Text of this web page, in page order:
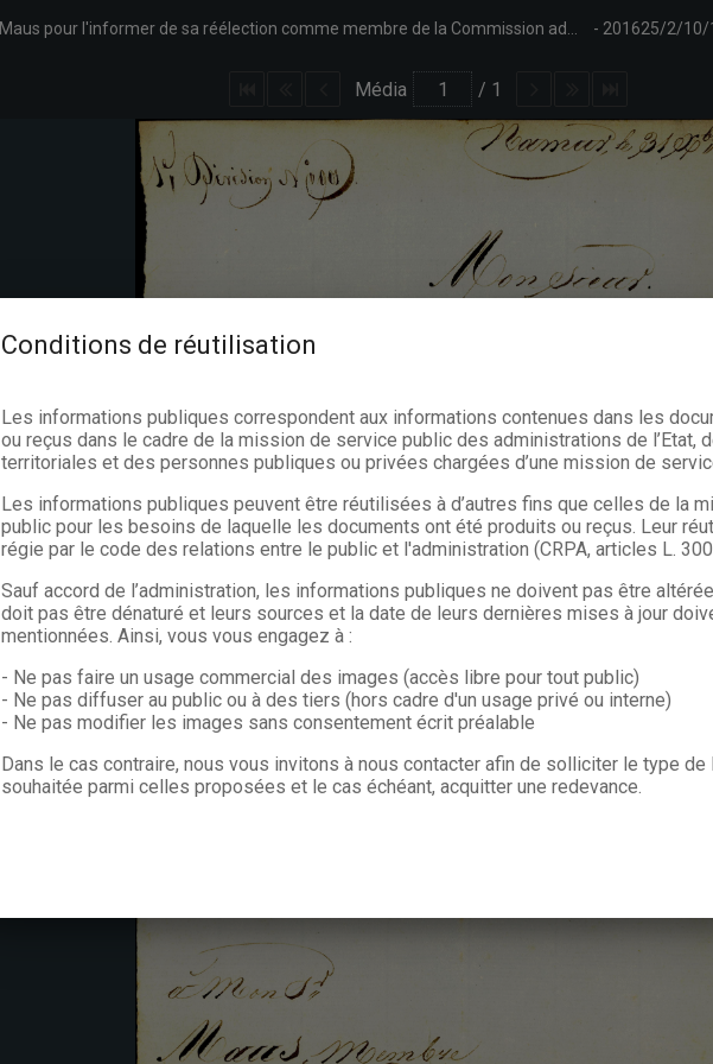
201625/2/10/
Média / 1
Conditions de réutilisation
Les informations publiques correspondent aux informations contenues dans les
ou reçus dans le cadre de la mission de service public des administrations de l’Etat,
territoriales et des personnes publiques ou privées chargées d’une mission de
Les informations publiques peuvent être réutilisées à d’autres fins que celles de la
public pour les besoins de laquelle les documents ont été produits ou reçus. Leur
régie par le code des relations entre le public et l'administration (CRPA, articles L.
Sauf accord de l’administration, les informations publiques ne doivent pas être
doit pas être dénaturé et leurs sources et la date de leurs dernières mises à jour
mentionnées. Ainsi, vous vous engagez à :
- Ne pas faire un usage commercial des images (accès libre pour tout public)
- Ne pas diffuser au public ou à des tiers (hors cadre d'un usage privé ou interne)
- Ne pas modifier les images sans consentement écrit préalable
Dans le cas contraire, nous vous invitons à nous contacter afin de solliciter le type de
souhaitée parmi celles proposées et le cas échéant, acquitter une redevance.